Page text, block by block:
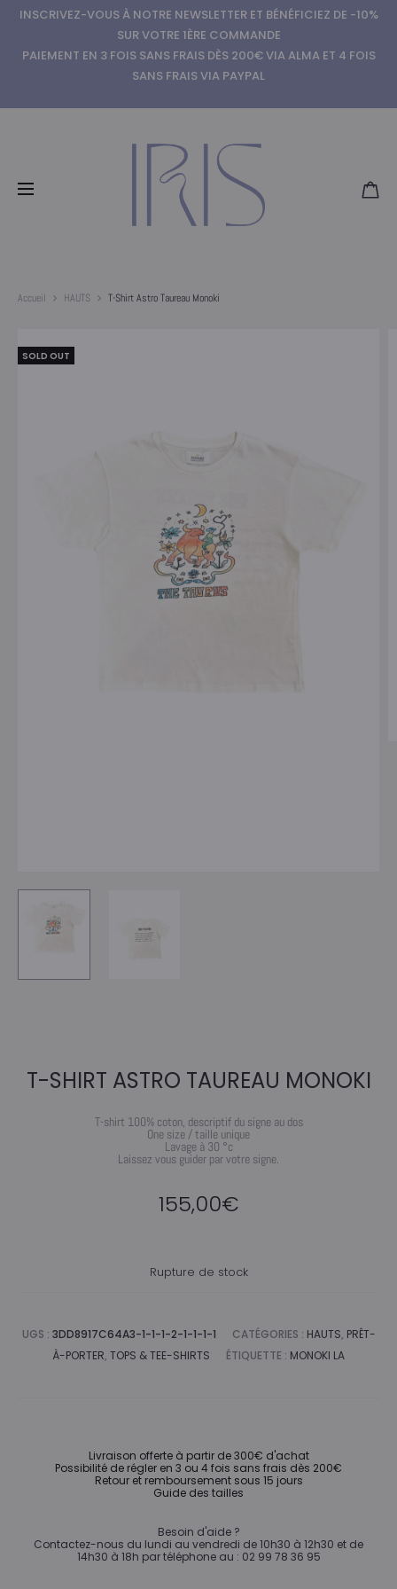
INSCRIVEZ-VOUS À NOTRE NEWSLETTER ET BÉNÉFICIEZ DE -10%
SUR VOTRE 1ÈRE COMMANDE
PAIEMENT EN 3 FOIS SANS FRAIS DÈS 200€ VIA ALMA ET 4 FOIS
SANS FRAIS VIA PAYPAL
Accueil HAUTS T-Shirt Astro Taureau Monoki
SOLD OUT
T-SHIRT ASTRO TAUREAU MONOKI
T-shirt 100% coton, descriptif du signe au dos
One size / taille unique
Lavage à 30 °c
Laissez vous guider par votre signe.
155,00€
Rupture de stock
UGS : 3DD8917C64A3-1-1-1-2-1-1-1-1 CATÉGORIES : HAUTS, PRÊT-
À-PORTER, TOPS & TEE-SHIRTS ÉTIQUETTE : MONOKI LA
Livraison offerte à partir de 300€ d'achat
Possibilité de régler en 3 ou 4 fois sans frais dès 200€
Retour et remboursement sous 15 jours
Guide des tailles
Besoin d'aide ?
Contactez-nous du lundi au vendredi de 10h30 à 12h30 et de
14h30 à 18h par téléphone au : 02 99 78 36 95